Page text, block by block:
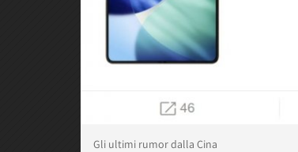
Gli ultimi rumor dalla Cina